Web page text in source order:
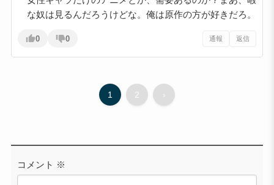
な奴は見るんだろうけどな。俺は原作の方が好きだろ。
0 0 通報 返信
1 2 ›
コメント ※